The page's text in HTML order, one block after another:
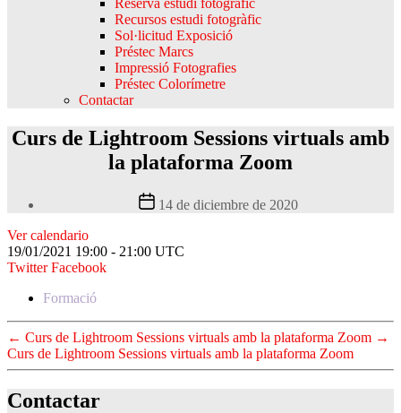
Reserva estudi fotogràfic
Recursos estudi fotogràfic
Sol·licitud Exposició
Préstec Marcs
Impressió Fotografies
Préstec Colorímetre
Contactar
Curs de Lightroom Sessions virtuals amb
la plataforma Zoom
Fecha
entrada
14 de diciembre de 2020
Ver calendario
19/01/2021 19:00 - 21:00 UTC
Twitter Facebook
Formació
← Curs de Lightroom Sessions virtuals amb la plataforma Zoom →
Curs de Lightroom Sessions virtuals amb la plataforma Zoom
Contactar